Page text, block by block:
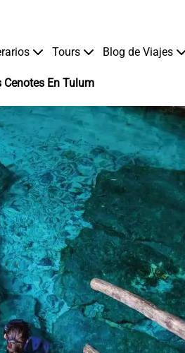
Tours Blog de Viajes
En Tulum